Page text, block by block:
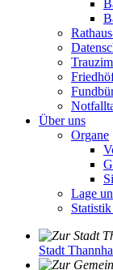
Über uns
Organe
Lage
Stadt